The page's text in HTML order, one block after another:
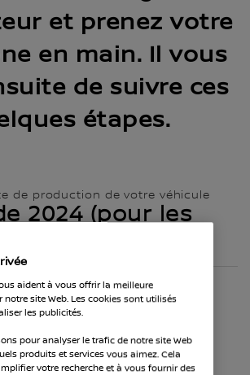
et prenez votre
en main. Il vous
de suivre ces
étapes.
de production de votre véhicule
2024 (pour les
téléphone
aident à vous offrir la meilleure
notre site Web. Les cookies sont utilisés
les publicités.
pour analyser le trafic de notre site Web
produits et services vous aimez. Cela
votre recherche et à vous fournir des